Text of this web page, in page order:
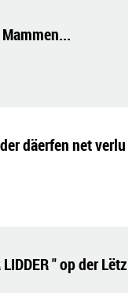
däerfen net verlu
LIDDER " op der Lëtz